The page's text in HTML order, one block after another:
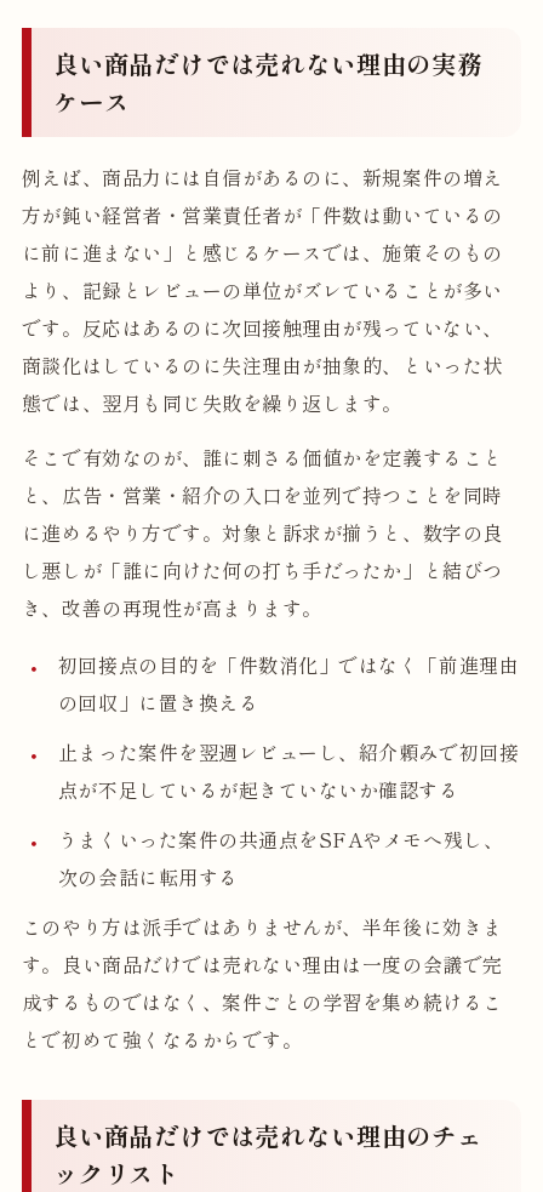
良い商品だけでは売れない理由の実務
ケース
例えば、商品力には自信があるのに、新規案件の増え
方が鈍い経営者・営業責任者が「件数は動いているの
に前に進まない」と感じるケースでは、施策そのもの
より、記録とレビューの単位がズレていることが多い
です。反応はあるのに次回接触理由が残っていない、
商談化はしているのに失注理由が抽象的、といった状
態では、翌月も同じ失敗を繰り返します。
そこで有効なのが、誰に刺さる価値かを定義すること
と、広告・営業・紹介の入口を並列で持つことを同時
に進めるやり方です。対象と訴求が揃うと、数字の良
し悪しが「誰に向けた何の打ち手だったか」と結びつ
き、改善の再現性が高まります。
初回接点の目的を「件数消化」ではなく「前進理由
の回収」に置き換える
止まった案件を翌週レビューし、紹介頼みで初回接
点が不足しているが起きていないか確認する
うまくいった案件の共通点をSFAやメモへ残し、
次の会話に転用する
このやり方は派手ではありませんが、半年後に効きま
す。良い商品だけでは売れない理由は一度の会議で完
成するものではなく、案件ごとの学習を集め続けるこ
とで初めて強くなるからです。
良い商品だけでは売れない理由のチェ
ックリスト